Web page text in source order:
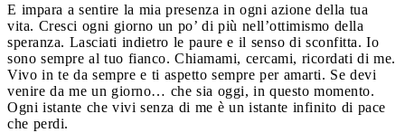
E impara a sentire la mia presenza in ogni azione della tua
vita. Cresci ogni giorno un po’ di più nell’ottimismo della
speranza. Lasciati indietro le paure e il senso di sconfitta. Io
sono sempre al tuo fianco. Chiamami, cercami, ricordati di me.
Vivo in te da sempre e ti aspetto sempre per amarti. Se devi
venire da me un giorno… che sia oggi, in questo momento.
Ogni istante che vivi senza di me è un istante infinito di pace
che perdi.